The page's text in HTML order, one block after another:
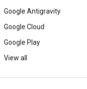
Google Antigravity
Google Cloud
Google Play
View all